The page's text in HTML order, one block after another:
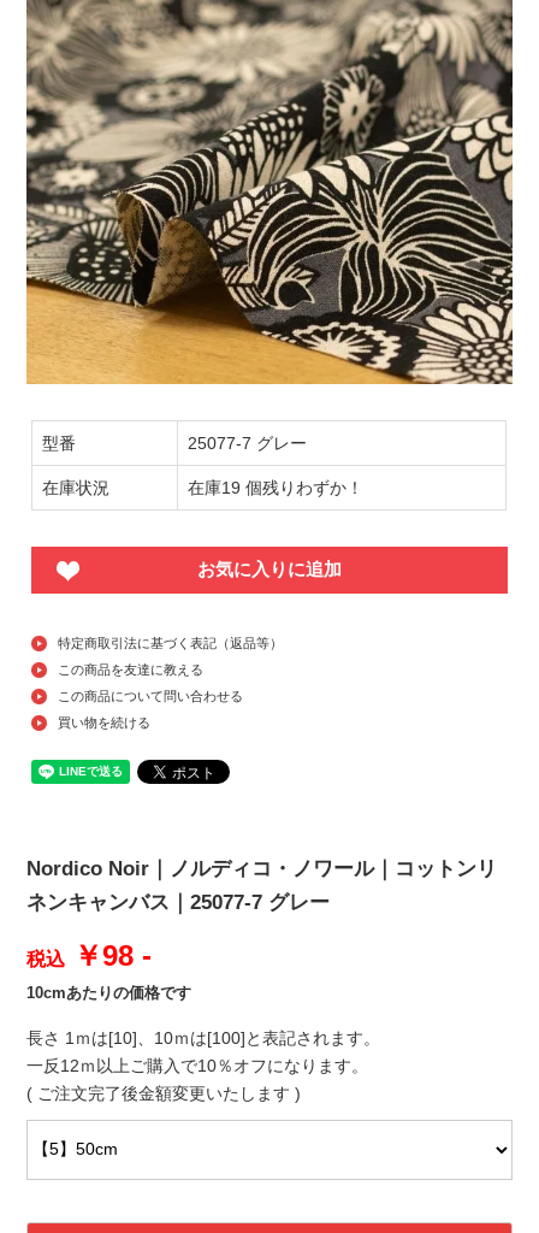
型番 25077-7 グレー
在庫状況 在庫19 個残りわずか！
お気に入りに追加
特定商取引法に基づく表記（返品等）
この商品を友達に教える
この商品について問い合わせる
買い物を続ける
Nordico Noir｜ノルディコ・ノワール｜コットンリ
ネンキャンバス｜25077-7 グレー
税込 ￥98 -
10cmあたりの価格です
長さ 1ｍは[10]、10ｍは[100]と表記されます。
一反12ｍ以上ご購入で10％オフになります。
( ご注文完了後金額変更いたします )